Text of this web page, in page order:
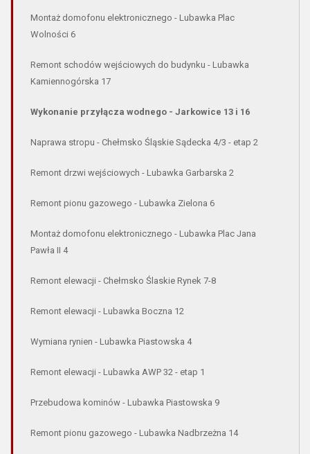
Montaż domofonu elektronicznego - Lubawka Plac
Wolności 6
Remont schodów wejściowych do budynku - Lubawka
Kamiennogórska 17
Wykonanie przyłącza wodnego - Jarkowice 13 i 16
Naprawa stropu - Chełmsko Śląskie Sądecka 4/3 - etap 2
Remont drzwi wejściowych - Lubawka Garbarska 2
Remont pionu gazowego - Lubawka Zielona 6
Montaż domofonu elektronicznego - Lubawka Plac Jana
Pawła II 4
Remont elewacji - Chełmsko Ślaskie Rynek 7-8
Remont elewacji - Lubawka Boczna 12
Wymiana rynien - Lubawka Piastowska 4
Remont elewacji - Lubawka AWP 32 - etap 1
Przebudowa kominów - Lubawka Piastowska 9
Remont pionu gazowego - Lubawka Nadbrzeżna 14